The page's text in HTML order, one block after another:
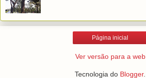
Página inicial
Ver versão para a web
Tecnologia do Blogger.